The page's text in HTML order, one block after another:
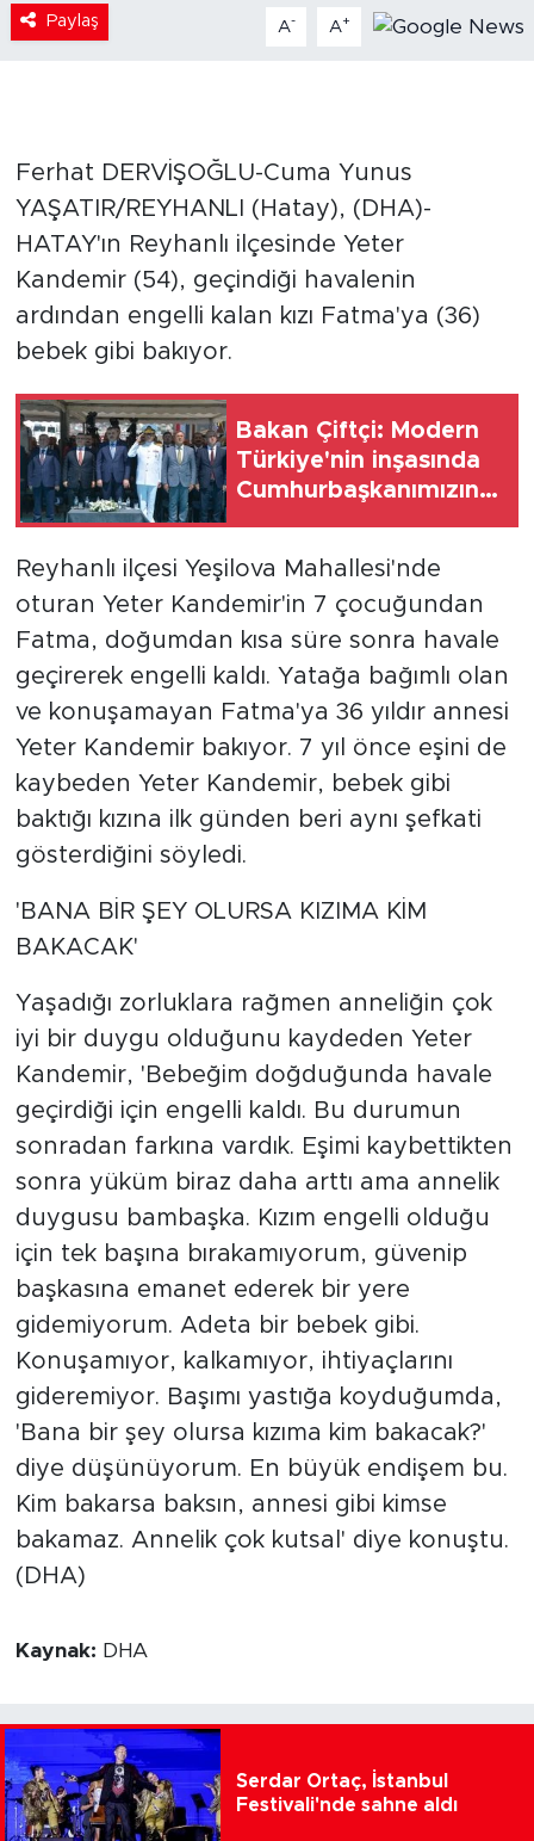
Paylaş A- A+
Ferhat DERVİŞOĞLU-Cuma Yunus
YAŞATIR/REYHANLI (Hatay), (DHA)-
HATAY'ın Reyhanlı ilçesinde Yeter
Kandemir (54), geçindiği havalenin
ardından engelli kalan kızı Fatma'ya (36)
bebek gibi bakıyor.
Bakan Çiftçi: Modern
Türkiye'nin inşasında
Cumhurbaşkanımızın
Reyhanlı ilçesi Yeşilova Mahallesi'nde
oturan Yeter Kandemir'in 7 çocuğundan
Fatma, doğumdan kısa süre sonra havale
geçirerek engelli kaldı. Yatağa bağımlı olan
ve konuşamayan Fatma'ya 36 yıldır annesi
Yeter Kandemir bakıyor. 7 yıl önce eşini de
kaybeden Yeter Kandemir, bebek gibi
baktığı kızına ilk günden beri aynı şefkati
gösterdiğini söyledi.
'BANA BİR ŞEY OLURSA KIZIMA KİM
BAKACAK'
Yaşadığı zorluklara rağmen anneliğin çok
iyi bir duygu olduğunu kaydeden Yeter
Kandemir, 'Bebeğim doğduğunda havale
geçirdiği için engelli kaldı. Bu durumun
sonradan farkına vardık. Eşimi kaybettikten
sonra yüküm biraz daha arttı ama annelik
duygusu bambaşka. Kızım engelli olduğu
için tek başına bırakamıyorum, güvenip
başkasına emanet ederek bir yere
gidemiyorum. Adeta bir bebek gibi.
Konuşamıyor, kalkamıyor, ihtiyaçlarını
gideremiyor. Başımı yastığa koyduğumda,
'Bana bir şey olursa kızıma kim bakacak?'
diye düşünüyorum. En büyük endişem bu.
Kim bakarsa baksın, annesi gibi kimse
bakamaz. Annelik çok kutsal' diye konuştu.
(DHA)
Kaynak: DHA
Serdar Ortaç, İstanbul
Festivali'nde sahne aldı